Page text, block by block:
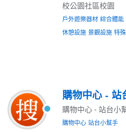
校公園社區校園
戶外遊樂器材 綜合體能
休憩設施 景觀設施 特
購物中心 - 站
購物中心 - 站台小
購物中心 站台小幫手